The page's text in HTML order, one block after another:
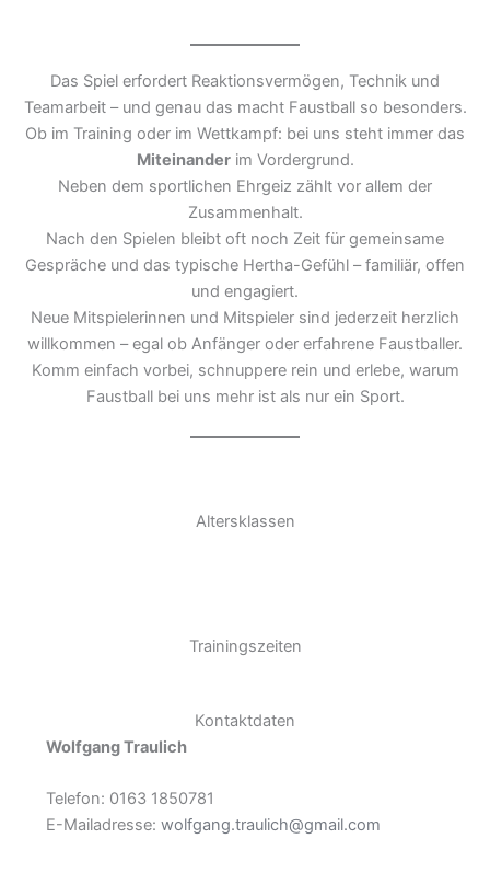
Das Spiel erfordert Reaktionsvermögen, Technik und
Teamarbeit – und genau das macht Faustball so besonders.
Ob im Training oder im Wettkampf: bei uns steht immer das
Miteinanderim Vordergrund.
Neben dem sportlichen Ehrgeiz zählt vor allem der
Zusammenhalt.
Nach den Spielen bleibt oft noch Zeit für gemeinsame
Gespräche und das typische Hertha-Gefühl – familiär, offen
und engagiert.
Neue Mitspielerinnen und Mitspieler sind jederzeit herzlich
willkommen – egal ob Anfänger oder erfahrene Faustballer.
Komm einfach vorbei, schnuppere rein und erlebe, warum
Faustball bei uns mehr ist als nur ein Sport.
Altersklassen
Trainingszeiten
Kontaktdaten
Wolfgang Traulich
Telefon: 0163 1850781
E-Mailadresse: wolfgang.traulich@gmail.com